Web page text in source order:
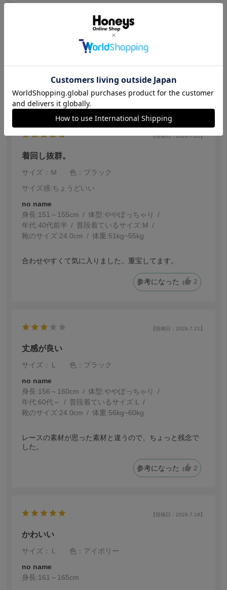
アイボリーなので差し色インナーで楽しんでいます！！
参考になった 0
【投稿日：2026.7.22】
着回し抜群。
サイズ：Ｍ
色：ブラック
サイズ感:ちょうどいい
no name
身長:151～155cm 体型:ぽっちゃり
年代:40代前半 普段着ているサイズ:M
靴のサイズ:24.0cm 体重:51kg~55kg
合わせやすくて気に入りました。重宝してます。
参考になった 2
【投稿日：2026.7.21】
丈感が良い
サイズ：Ｌ
色：ブラック
no name
身長:156～160cm 体型:ぽっちゃり
年代:60代～ 普段着ているサイズ:L
靴のサイズ:24.0cm 体重:56kg~60kg
レースの素材が思った素材と違うので、ちょっと残念で
した。
参考になった 2
【投稿日：2026.7.19】
かわいい
サイズ：Ｌ
色：アイボリー
no name
身長:161～165cm